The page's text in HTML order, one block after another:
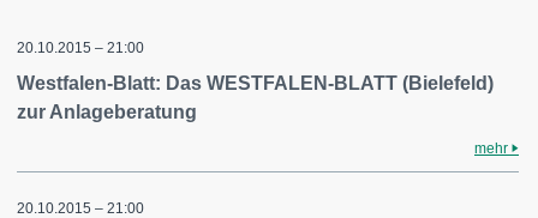
20.10.2015 – 21:00
Westfalen-Blatt: Das WESTFALEN-BLATT (Bielefeld)
zur Anlageberatung
mehr
20.10.2015 – 21:00